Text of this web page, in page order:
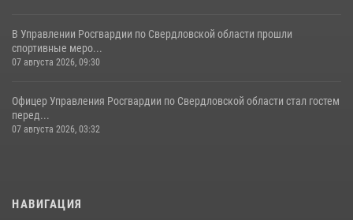
В Управлении Росгвардии по Свердловской области прошли
спортивные меро...
07 августа 2026, 09:30
Офицер Управления Росгвардии по Свердловской области стал гостем
перед...
07 августа 2026, 03:32
НАВИГАЦИЯ